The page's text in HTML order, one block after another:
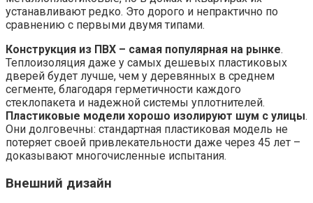
устанавливают редко. Это дорого и непрактично по
сравнению с первыми двумя типами.
Конструкция из ПВХ – самая популярная на рынке.
Теплоизоляция даже у самых дешевых пластиковых
дверей будет лучше, чем у деревянных в среднем
сегменте, благодаря герметичности каждого
стеклопакета и надежной системы уплотнителей.
Пластиковые модели хорошо изолируют шум с улицы.
Они долговечны: стандартная пластиковая модель не
потеряет своей привлекательности даже через 45 лет –
доказывают многочисленные испытания.
Внешний дизайн